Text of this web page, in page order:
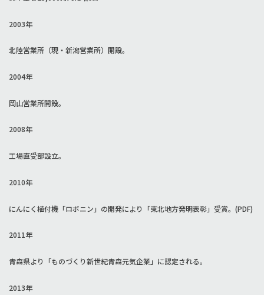
2003年
北陸営業所（現・新潟営業所）開設。
2004年
岡山営業所開設。
2008年
工場直受部設立。
2010年
にんにく植付機「ロボニン」の開発により「東北地方発明表彰」受賞。(PDF)
2011年
青森県より「ものづくり新世紀青森元気企業」に認定される。
2013年